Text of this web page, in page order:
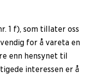
1 f), som tillater oss
for å vareta en
enn hensynet til
interessen er å